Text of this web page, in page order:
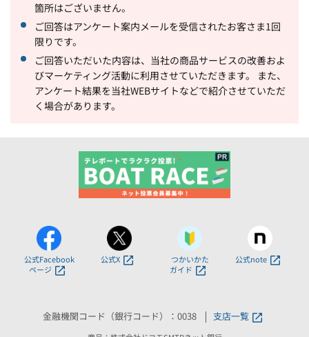
箇所はございません。
ご回答はアンケート案内メールを受信されたお客さま1回
限りです。
ご回答いただいた内容は、当社の商品サービスの改善およ
びマーケティング活動に利用させていただきます。 また、
アンケート結果を当社WEBサイトなどで紹介させていただ
く場合があります。
公式Facebook
ページ
公式X
つかいかた
ガイド
公式note
金融機関コード（銀行コード）：0038 支店一覧